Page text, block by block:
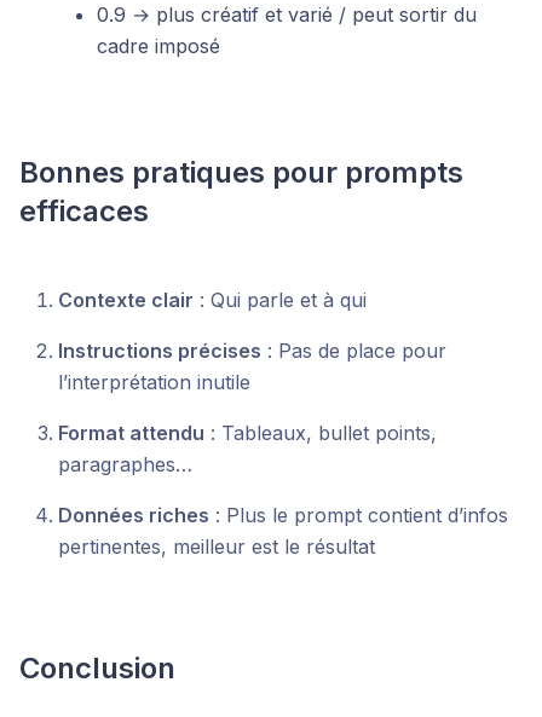
0.9 → plus créatif et varié / peut sortir du
cadre imposé
Bonnes pratiques pour prompts
efficaces
Contexte clair : Qui parle et à qui
Instructions précises : Pas de place pour
l’interprétation inutile
Format attendu : Tableaux, bullet points,
paragraphes…
Données riches : Plus le prompt contient d’infos
pertinentes, meilleur est le résultat
Conclusion